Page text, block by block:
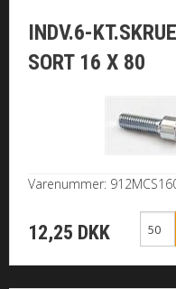
INDV.6-
SORT 16 X 80
Varenummer:
12,25 DKK